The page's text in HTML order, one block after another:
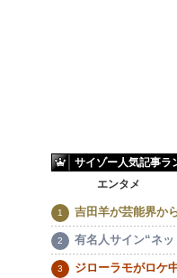
サイゾー人気記事ラ
エンタメ
吉田羊が芸能界か
有名人サイン“ネ
ジローラモがロケ